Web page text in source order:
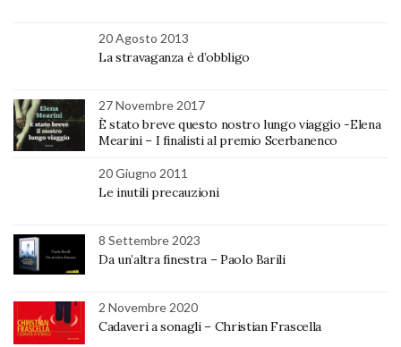
20 Agosto 2013
La stravaganza è d’obbligo
27 Novembre 2017
È stato breve questo nostro lungo viaggio -Elena
Mearini – I finalisti al premio Scerbanenco
20 Giugno 2011
Le inutili precauzioni
8 Settembre 2023
Da un’altra finestra – Paolo Barili
2 Novembre 2020
Cadaveri a sonagli – Christian Frascella